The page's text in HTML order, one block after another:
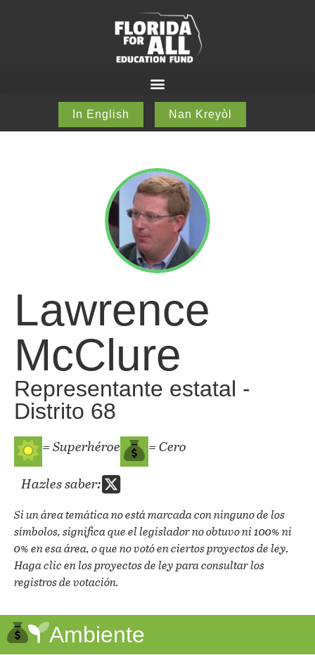
In English Nan Kreyòl
Lawrence
McClure
Representante estatal -
Distrito 68
= Superhéroe
= Cero
Hazles saber:
Si un área temática no está marcada con ninguno de los
símbolos, significa que el legislador no obtuvo ni 100% ni
0% en esa área, o que no votó en ciertos proyectos de ley.
Haga clic en los proyectos de ley para consultar los
registros de votación.
Ambiente